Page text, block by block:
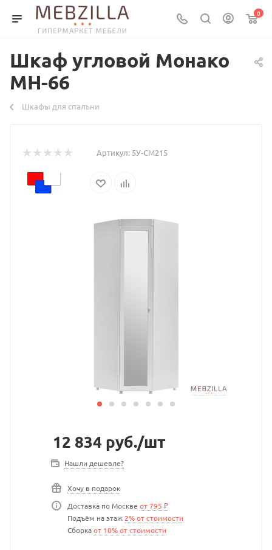
0
Шкаф угловой Монако
МН-66
Шкафы для спальни
Артикул: 5У-СМ215
12 834 руб./шт
Нашли дешевле?
Хочу в подарок
Доставка по Москве от 795 ₽
Подъём на этаж 2% от стоимости
Сборкаот 10% от стоимости